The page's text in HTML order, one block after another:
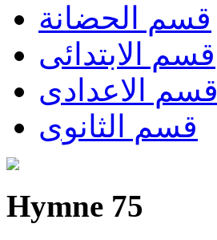
قسم الحضانة
قسم الابتدائى
قسم الاعدادى
قسم الثانوى
Hymne 75